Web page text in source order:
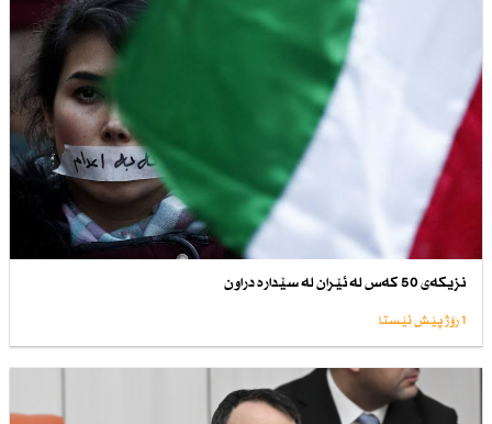
نزیكەی 50 كەس لە ئێران لە سێدارە دراون
1 رۆژ پێش ئێستا